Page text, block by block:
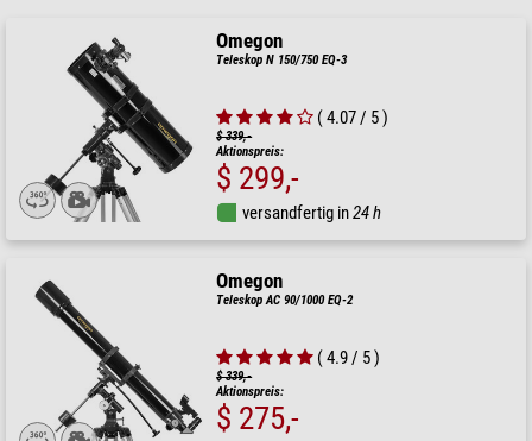
Omegon
Teleskop N 150/750 EQ-3
( 4.07 / 5 )
$ 339,-
Aktionspreis:
$ 299,-
versandfertig in24 h
Omegon
Teleskop AC 90/1000 EQ-2
( 4.9 / 5 )
$ 339,-
Aktionspreis:
$ 275,-